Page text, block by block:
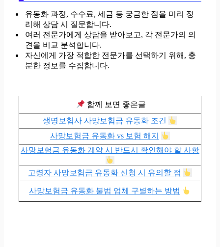
유동화 과정, 수수료, 세금 등 궁금한 점을 미리 정
리해 상담 시 질문합니다.
여러 전문가에게 상담을 받아보고, 각 전문가의 의
견을 비교 분석합니다.
자신에게 가장 적합한 전문가를 선택하기 위해, 충
분한 정보를 수집합니다.
함께 보면 좋은글
생명보험사 사망보험금 유동화 조건
사망보험금 유동화 vs 보험 해지
사망보험금 유동화 계약 시 반드시 확인해야 할 사항
고령자 사망보험금 유동화 신청 시 유의할 점
사망보험금 유동화 불법 업체 구별하는 방법